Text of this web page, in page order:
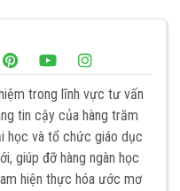
trong lĩnh vực tư vấn
tin cậy của hàng trăm
học và tổ chức giáo dục
giúp đỡ hàng ngàn học
hiện thực hóa ước mơ